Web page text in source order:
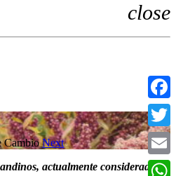
close
Cambio Next
actualmente consideradosEmail